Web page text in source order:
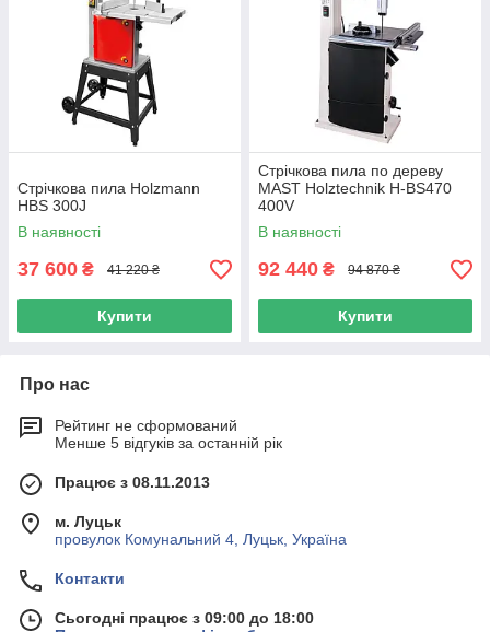
Стрічкова пила Holzmann
HBS 300J
В наявності
37 600 ₴ 41 220 ₴
Купити
Стрічкова пила по дереву
MAST Holztechnik H-BS470
400V
В наявності
92 440 ₴ 94 870 ₴
Купити
Про нас
Рейтинг не сформований
Менше 5 відгуків за останній рік
Працює з 08.11.2013
м. Луцьк
провулок Комунальний 4, Луцьк, Україна
Контакти
Сьогодні працює з 09:00 до 18:00